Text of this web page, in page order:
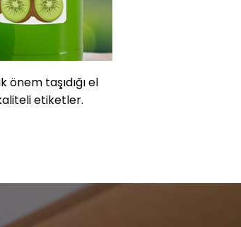
önem taşıdığı el
etiketler.